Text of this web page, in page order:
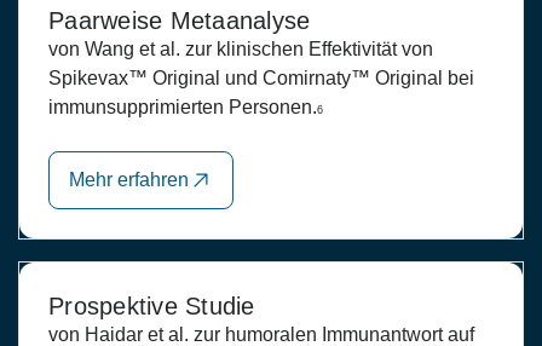
Paarweise Metaanalyse
von Wang et al. zur klinischen Effektivität von
Spikevax™ Original und Comirnaty™ Original bei
immunsupprimierten Personen.6
Mehr erfahren
Prospektive Studie
von Haidar et al. zur humoralen Immunantwort auf